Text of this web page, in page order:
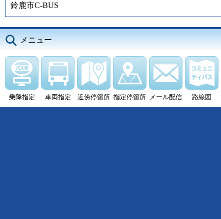
鈴鹿市C-BUS
メニュー
乗降指定 車両指定 近傍停留所 指定停留所 メール配信 路線図